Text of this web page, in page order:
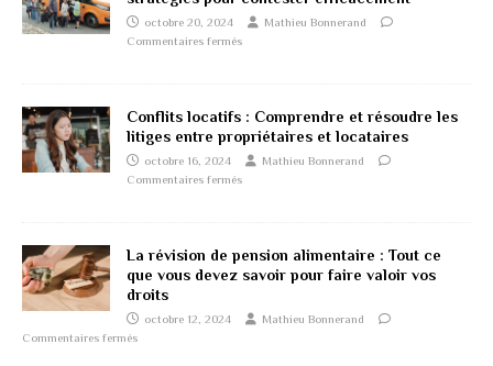
octobre 20, 2024
Mathieu Bonnerand
Commentaires fermés
Conflits locatifs : Comprendre et résoudre les
litiges entre propriétaires et locataires
octobre 16, 2024
Mathieu Bonnerand
Commentaires fermés
La révision de pension alimentaire : Tout ce
que vous devez savoir pour faire valoir vos
droits
octobre 12, 2024
Mathieu Bonnerand
Commentaires fermés